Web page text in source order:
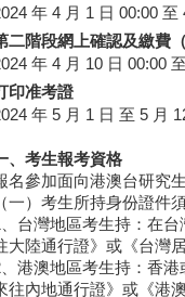
年 4 月 1 日 00:00 至
二階段網上確認及繳費
年 4 月 10 日 00:00
印准考證
年 5 月 1 日 至 5 月
、考生報考資格
名參加面向港澳台研究
（一）考生所持身份證件
台灣地區考生持：在
大陸通行證》或《台灣
港澳地區考生持：香
往內地通行證》或《港